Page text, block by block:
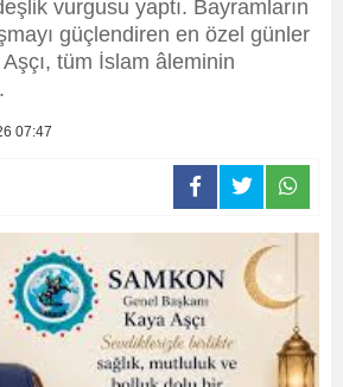
vurgusu yaptı. Bayramların
güçlendiren en özel günler
tüm İslam âleminin
07:47